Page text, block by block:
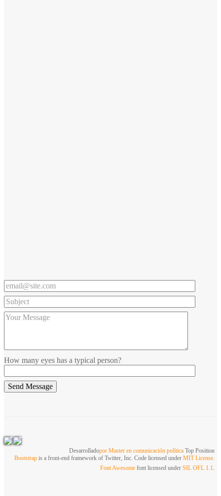
How many eyes has a typical person?
Desarrolladopor Master en comunicación política Top Position
Bootstrap is a front-end framework of Twitter, Inc. Code licensed under MIT License.
Font Awesome font licensed under SIL OFL 1.1